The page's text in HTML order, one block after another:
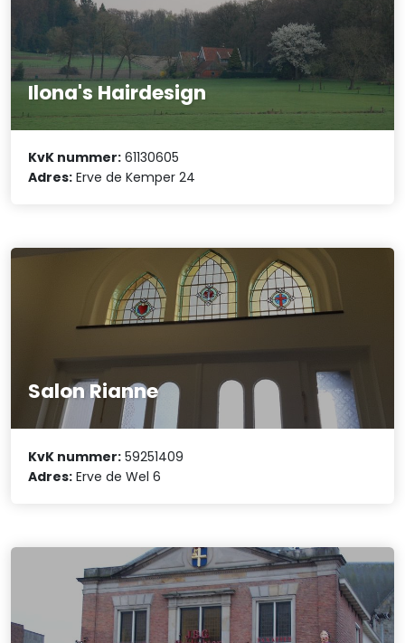
Ilona's Hairdesign
KvK nummer: 61130605
Adres: Erve de Kemper 24
Salon Rianne
KvK nummer: 59251409
Adres: Erve de Wel 6